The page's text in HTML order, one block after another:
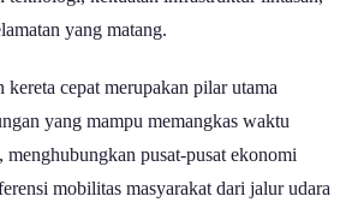
yang matang.
cepat merupakan pilar utama
yang mampu memangkas waktu
menghubungkan pusat-pusat ekonomi
mobilitas masyarakat dari jalur udara